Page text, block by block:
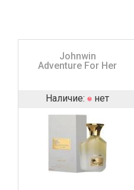
Johnwin
Adventure For Her
Наличие: нет